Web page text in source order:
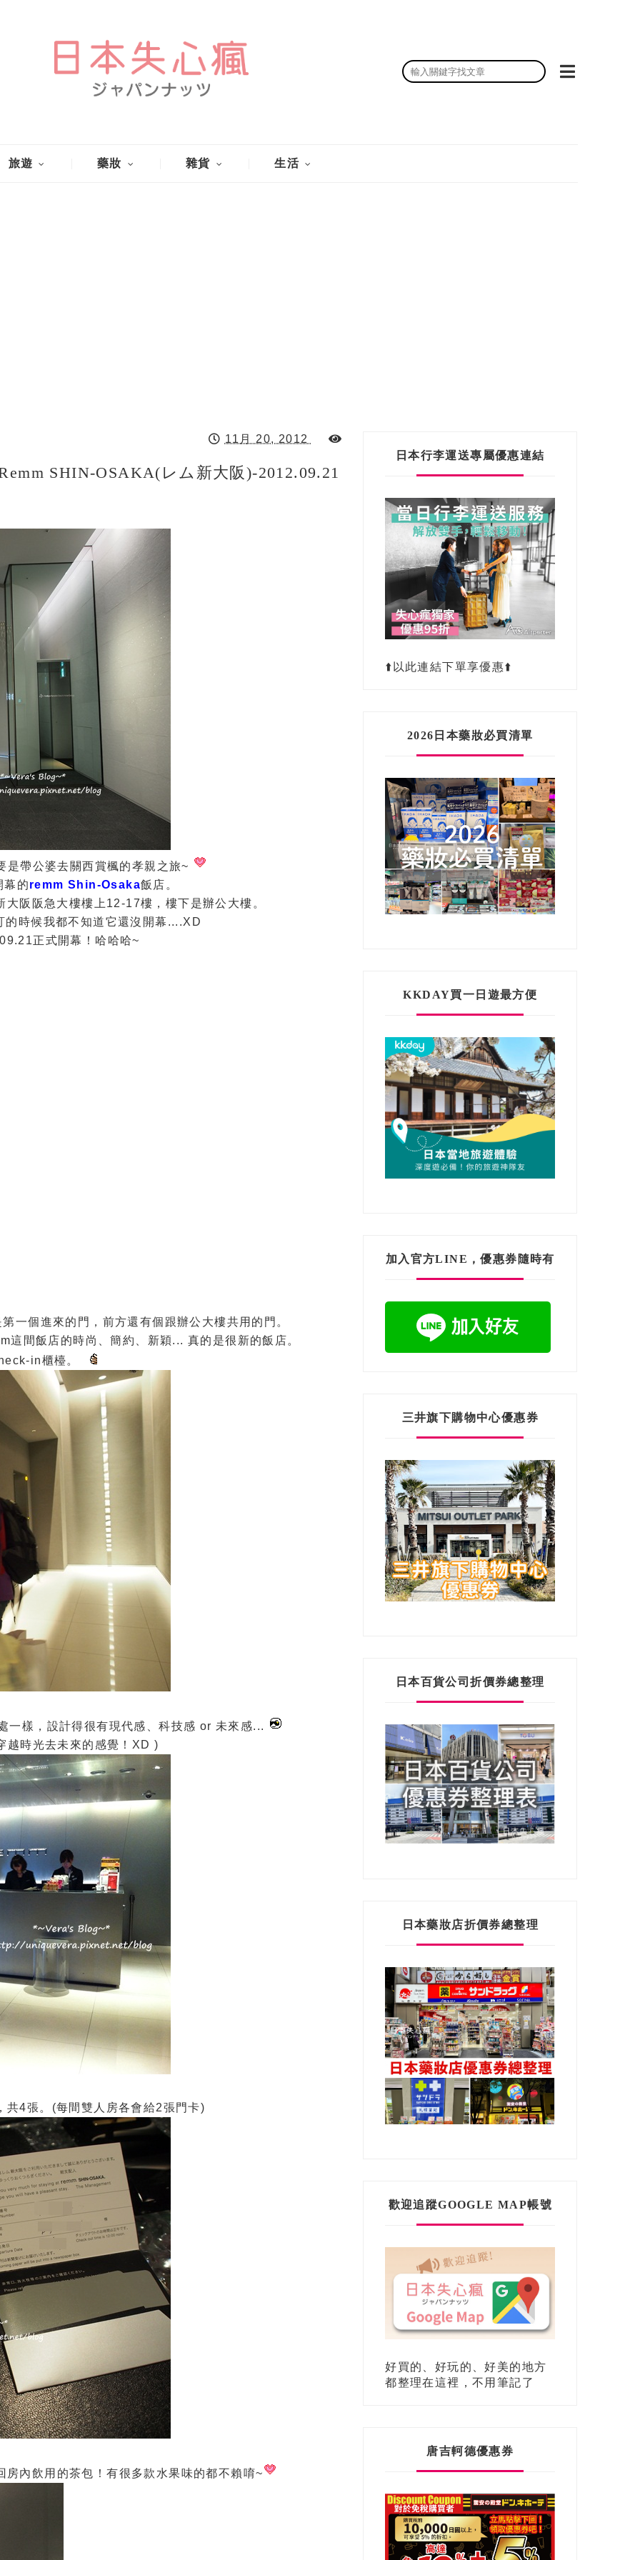
旅遊 藥妝 雜貨 生活
11月 20, 2012
SHIN-OSAKA(レム新大阪)-2012.09.21
是帶公婆去關西賞楓的孝親之旅~
幕的remm Shin-Osaka飯店。
阪阪急大樓樓上12-17樓，樓下是辦公大樓。
的時候我都不知道它還沒開幕....XD
正式開幕！哈哈哈~
一個進來的門，前方還有個跟辦公大樓共用的門。
間飯店的時尚、簡約、新穎... 真的是很新的飯店。
in櫃檯。
樣，設計得很有現代感、科技感 or 未來感...
越時光去未來的感覺！XD )
4張。(每間雙人房各會給2張門卡)
內飲用的茶包！有很多款水果味的都不賴唷~
日本行李運送專屬優惠連結
⬆️以此連結下單享優惠⬆️
2026日本藥妝必買清單
KKDAY買一日遊最方便
加入官方LINE，優惠券隨時有
三井旗下購物中心優惠券
日本百貨公司折價券總整理
日本藥妝店折價券總整理
歡迎追蹤GOOGLE MAP帳號
好買的、好玩的、好美的地方
都整理在這裡，不用筆記了
唐吉軻德優惠券